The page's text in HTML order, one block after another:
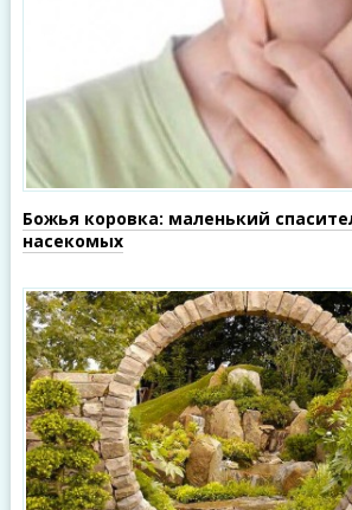
Божья коровка: маленький
насекомых